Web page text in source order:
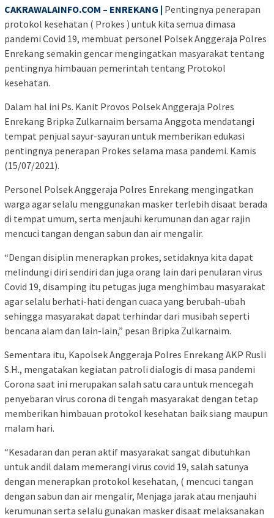
CAKRAWALAINFO.COM – ENREKANG | Pentingnya penerapan
protokol kesehatan ( Prokes ) untuk kita semua dimasa
pandemi Covid 19, membuat personel Polsek Anggeraja Polres
Enrekang semakin gencar mengingatkan masyarakat tentang
pentingnya himbauan pemerintah tentang Protokol
kesehatan.
Dalam hal ini Ps. Kanit Provos Polsek Anggeraja Polres
Enrekang Bripka Zulkarnaim bersama Anggota mendatangi
tempat penjual sayur-sayuran untuk memberikan edukasi
pentingnya penerapan Prokes selama masa pandemi. Kamis
(15/07/2021).
Personel Polsek Anggeraja Polres Enrekang mengingatkan
warga agar selalu menggunakan masker terlebih disaat berada
di tempat umum, serta menjauhi kerumunan dan agar rajin
mencuci tangan dengan sabun dan air mengalir.
“Dengan disiplin menerapkan prokes, setidaknya kita dapat
melindungi diri sendiri dan juga orang lain dari penularan virus
Covid 19, disamping itu petugas juga menghimbau masyarakat
agar selalu berhati-hati dengan cuaca yang berubah-ubah
sehingga masyarakat dapat terhindar dari musibah seperti
bencana alam dan lain-lain,” pesan Bripka Zulkarnaim.
Sementara itu, Kapolsek Anggeraja Polres Enrekang AKP Rusli
S.H., mengatakan kegiatan patroli dialogis di masa pandemi
Corona saat ini merupakan salah satu cara untuk mencegah
penyebaran virus corona di tengah masyarakat dengan tetap
memberikan himbauan protokol kesehatan baik siang maupun
malam hari.
“Kesadaran dan peran aktif masyarakat sangat dibutuhkan
untuk andil dalam memerangi virus covid 19, salah satunya
dengan menerapkan protokol kesehatan, ( mencuci tangan
dengan sabun dan air mengalir, Menjaga jarak atau menjauhi
kerumunan serta selalu gunakan masker disaat melaksanakan